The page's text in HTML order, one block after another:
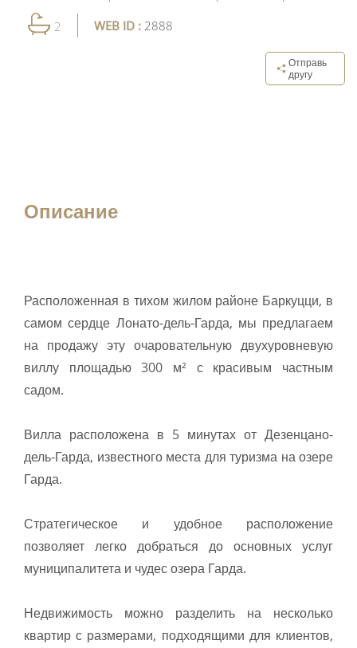
2 WEB ID : 2888
Отправь
другу
Описание
Расположенная в тихом жилом районе Баркуцци, в
самом сердце Лонато-дель-Гарда, мы предлагаем
на продажу эту очаровательную двухуровневую
виллу площадью 300 м² с красивым частным
садом.
Вилла расположена в 5 минутах от Дезенцано-
дель-Гарда, известного места для туризма на озере
Гарда.
Стратегическое и удобное расположение
позволяет легко добраться до основных услуг
муниципалитета и чудес озера Гарда.
Недвижимость можно разделить на несколько
квартир с размерами, подходящими для клиентов,